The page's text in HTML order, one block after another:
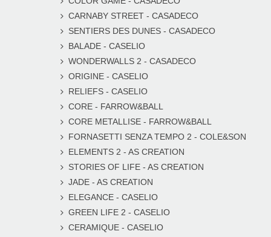
CARNABY STREET - CASADECO
SENTIERS DES DUNES - CASADECO
BALADE - CASELIO
WONDERWALLS 2 - CASADECO
ORIGINE - CASELIO
RELIEFS - CASELIO
CORE - FARROW&BALL
CORE METALLISE - FARROW&BALL
FORNASETTI SENZA TEMPO 2 - COLE&SON
ELEMENTS 2 - AS CREATION
STORIES OF LIFE - AS CREATION
JADE - AS CREATION
ELEGANCE - CASELIO
GREEN LIFE 2 - CASELIO
CERAMIQUE - CASELIO